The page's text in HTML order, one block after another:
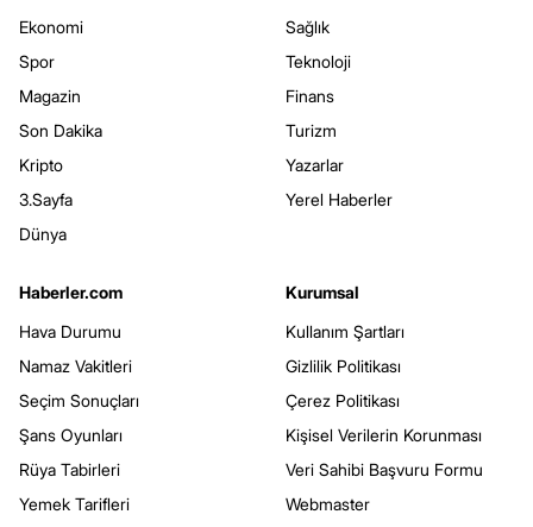
Ekonomi
Spor
Magazin
Son Dakika
Kripto
3.Sayfa
Dünya
Sağlık
Teknoloji
Finans
Turizm
Yazarlar
Yerel Haberler
Haberler.com
Hava Durumu
Namaz Vakitleri
Seçim Sonuçları
Şans Oyunları
Rüya Tabirleri
Yemek Tarifleri
Kurumsal
Kullanım Şartları
Gizlilik Politikası
Çerez Politikası
Kişisel Verilerin Korunması
Veri Sahibi Başvuru Formu
Webmaster